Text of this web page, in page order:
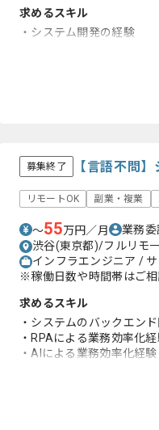
求めるスキル
・システム開発の経験
募集終了 【言語不問
リモートOK 副業・複業
〜55万円／月 業務
渋谷(東京都)/フルリモ
インフラエンジニア /
※稼働日数や時間帯はご相
求めるスキル
・システムのバックエン
・RPAによる業務効率化
・AIによる業務効率化経験